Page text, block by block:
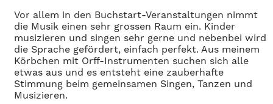
Vor allem in den Buchstart-Veranstaltungen nimmt
die Musik einen sehr grossen Raum ein. Kinder
musizieren und singen sehr gerne und nebenbei wird
die Sprache gefördert, einfach perfekt. Aus meinem
Körbchen mit Orff-Instrumenten suchen sich alle
etwas aus und es entsteht eine zauberhafte
Stimmung beim gemeinsamen Singen, Tanzen und
Musizieren.